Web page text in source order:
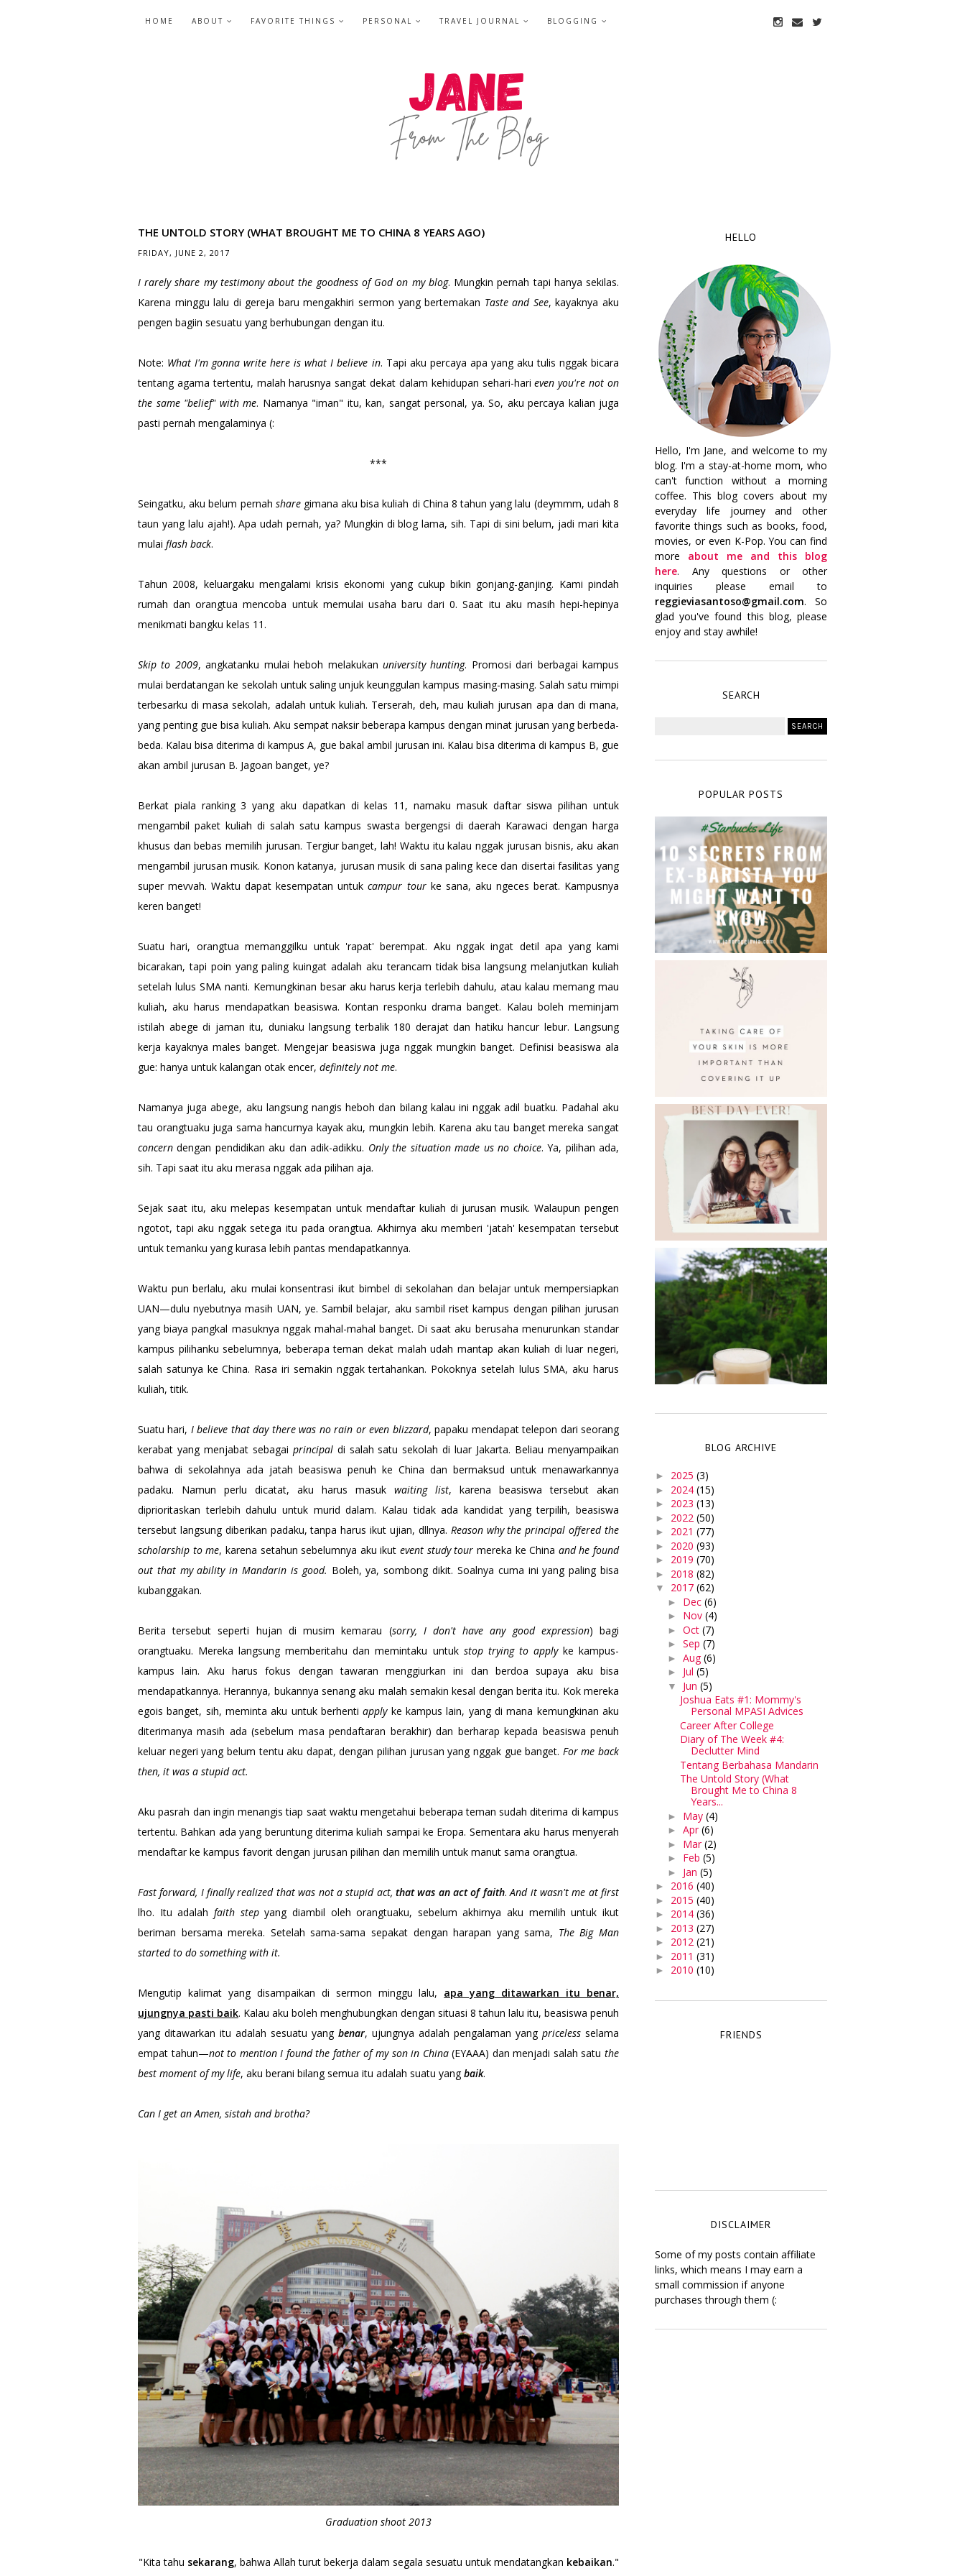
HOME ABOUT FAVORITE THINGS PERSONAL TRAVEL JOURNAL BLOGGING
THE UNTOLD STORY (WHAT BROUGHT ME TO CHINA 8 YEARS AGO)
FRIDAY, JUNE 2, 2017
I rarely share my testimony about the goodness of God on my blog. Mungkin pernah tapi hanya sekilas.
Karena minggu lalu di gereja baru mengakhiri sermon yang bertemakan Taste and See, kayaknya aku
pengen bagiin sesuatu yang berhubungan dengan itu.
Note: What I'm gonna write here is what I believe in. Tapi aku percaya apa yang aku tulis nggak bicara
tentang agama tertentu, malah harusnya sangat dekat dalam kehidupan sehari-harieven you're not on
the same "belief" with me. Namanya "iman" itu, kan, sangat personal, ya. So, aku percaya kalian juga
pasti pernah mengalaminya (:
***
Seingatku, aku belum pernah sharegimana aku bisa kuliah di China 8 tahun yang lalu (deymmm, udah 8
taun yang lalu ajah!). Apa udah pernah, ya? Mungkin di blog lama, sih. Tapi di sini belum, jadi mari kita
mulai flash back.
Tahun 2008, keluargaku mengalami krisis ekonomi yang cukup bikin gonjang-ganjing. Kami pindah
rumah dan orangtua mencoba untuk memulai usaha baru dari 0. Saat itu aku masih hepi-hepinya
menikmati bangku kelas 11.
Skip to 2009, angkatanku mulai heboh melakukan university hunting. Promosi dari berbagai kampus
mulai berdatangan ke sekolah untuk saling unjuk keunggulan kampus masing-masing. Salah satu mimpi
terbesarku di masa sekolah, adalah untuk kuliah. Terserah, deh, mau kuliah jurusan apa dan di mana,
yang penting gue bisa kuliah. Aku sempat naksir beberapa kampus dengan minat jurusan yang berbeda-
beda. Kalau bisa diterima di kampus A, gue bakal ambil jurusan ini. Kalau bisa diterima di kampus B, gue
akan ambil jurusan B. Jagoan banget, ye?
Berkat piala ranking 3 yang aku dapatkan di kelas 11, namaku masuk daftar siswa pilihan untuk
mengambil paket kuliah di salah satu kampus swasta bergengsi di daerah Karawaci dengan harga
khusus dan bebas memilih jurusan. Tergiur banget, lah! Waktu itu kalau nggak jurusan bisnis, aku akan
mengambil jurusan musik. Konon katanya, jurusan musik di sana paling kece dan disertai fasilitas yang
super mevvah. Waktu dapat kesempatan untukcampur tour ke sana, aku ngeces berat. Kampusnya
keren banget!
Suatu hari, orangtua memanggilku untuk 'rapat' berempat. Aku nggak ingat detil apa yang kami
bicarakan, tapi poin yang paling kuingat adalah aku terancam tidak bisa langsung melanjutkan kuliah
setelah lulus SMA nanti. Kemungkinan besar aku harus kerja terlebih dahulu, atau kalau memang mau
kuliah, aku harus mendapatkan beasiswa. Kontan responku drama banget. Kalau boleh meminjam
istilah abege di jaman itu, duniaku langsung terbalik 180 derajat dan hatiku hancur lebur. Langsung
kerja kayaknya males banget. Mengejar beasiswa juga nggak mungkin banget. Definisi beasiswa ala
gue: hanya untuk kalangan otak encer, definitely not me.
Namanya juga abege, aku langsung nangis heboh dan bilang kalau ini nggak adil buatku. Padahal aku
tau orangtuaku juga sama hancurnya kayak aku, mungkin lebih. Karena aku tau banget mereka sangat
concerndengan pendidikan aku dan adik-adikku. Only the situation made us no choice. Ya, pilihan ada,
sih. Tapi saat itu aku merasa nggak ada pilihan aja.
Sejak saat itu, aku melepas kesempatan untuk mendaftar kuliah di jurusan musik. Walaupun pengen
ngotot, tapi aku nggak setega itu pada orangtua. Akhirnya aku memberi 'jatah' kesempatan tersebut
untuk temanku yang kurasa lebih pantas mendapatkannya.
Waktu pun berlalu, aku mulai konsentrasi ikut bimbel di sekolahan dan belajar untuk mempersiapkan
UAN—dulu nyebutnya masih UAN, ye. Sambil belajar, aku sambil riset kampus dengan pilihan jurusan
yang biaya pangkal masuknya nggak mahal-mahal banget. Di saat aku berusaha menurunkan standar
kampus pilihanku sebelumnya, beberapa teman dekat malah udah mantap akan kuliah di luar negeri,
salah satunya ke China. Rasa iri semakin nggak tertahankan. Pokoknya setelah lulus SMA, aku harus
kuliah, titik.
Suatu hari, I believe that day there was no rain or even blizzard, papaku mendapat telepon dari seorang
kerabat yang menjabat sebagai principal di salah satu sekolah di luar Jakarta. Beliau menyampaikan
bahwa di sekolahnya ada jatah beasiswa penuh ke China dan bermaksud untuk menawarkannya
padaku. Namun perlu dicatat, aku harus masuk waiting list, karena beasiswa tersebut akan
diprioritaskan terlebih dahulu untuk murid dalam. Kalau tidak ada kandidat yang terpilih, beasiswa
tersebut langsung diberikan padaku, tanpa harus ikut ujian, dllnya. Reason why the principal offered the
scholarship to me, karena setahun sebelumnya aku ikut event study tour mereka ke China and he found
out that my ability in Mandarin is good. Boleh, ya, sombong dikit. Soalnya cuma ini yang paling bisa
kubanggakan.
Berita tersebut seperti hujan di musim kemarau (sorry, I don't have any good expression) bagi
orangtuaku. Mereka langsung memberitahu dan memintaku untuk stop trying to apply ke kampus-
kampus lain. Aku harus fokus dengan tawaran menggiurkan ini dan berdoa supaya aku bisa
mendapatkannya. Herannya, bukannya senang aku malah semakin kesal dengan berita itu. Kok mereka
egois banget, sih, meminta aku untuk berhentiapply ke kampus lain, yang di mana kemungkinan aku
diterimanya masih ada (sebelum masa pendaftaran berakhir) dan berharap kepada beasiswa penuh
keluar negeri yang belum tentu aku dapat, dengan pilihan jurusan yang nggak gue banget. For me back
then, it was a stupid act.
Aku pasrah dan ingin menangis tiap saat waktu mengetahui beberapa teman sudah diterima di kampus
tertentu. Bahkan ada yang beruntung diterima kuliah sampai ke Eropa. Sementara aku harus menyerah
mendaftar ke kampus favorit dengan jurusan pilihan dan memilih untuk manut sama orangtua.
Fast forward, I finally realized that was not a stupid act, that was an act of faith.And it wasn't me at first
lho. Itu adalah faith stepyang diambil oleh orangtuaku, sebelum akhirnya aku memilih untuk ikut
beriman bersama mereka. Setelah sama-sama sepakat dengan harapan yang sama, The Big Man
started to do something with it.
Mengutip kalimat yang disampaikan di sermon minggu lalu, apa yang ditawarkan itu benar,
ujungnya pasti baik. Kalau aku boleh menghubungkan dengan situasi 8 tahun lalu itu, beasiswa penuh
yang ditawarkan itu adalah sesuatu yang benar, ujungnya adalah pengalaman yang priceless selama
empat tahun—not to mention I found the father of my son in China(EYAAA) dan menjadi salah satuthe
best moment of my life, aku berani bilang semua itu adalah suatu yangbaik.
Can I get an Amen, sistah and brotha?
Graduation shoot 2013
"Kita tahu sekarang, bahwa Allah turut bekerja dalam segala sesuatu untuk mendatangkan kebaikan."
HELLO
Hello, I'm Jane, and welcome to my
blog. I'm a stay-at-home mom, who
can't function without a morning
coffee. This blog covers about my
everyday life journey and other
favorite things such as books, food,
movies, or even K-Pop. You can find
more about me and this blog
here. Any questions or other
inquiries please email to
reggieviasantoso@gmail.com. So
glad you've found this blog, please
enjoy and stay awhile!
SEARCH
POPULAR POSTS
BLOG ARCHIVE
► 2025 (3)
► 2024 (15)
► 2023 (13)
► 2022 (50)
► 2021 (77)
► 2020 (93)
► 2019 (70)
► 2018 (82)
▼ 2017 (62)
► Dec (6)
► Nov (4)
► Oct (7)
► Sep (7)
► Aug(6)
► Jul (5)
▼ Jun (5)
Joshua Eats #1: Mommy's
Personal MPASI Advices
Career After College
Diary of The Week #4:
Declutter Mind
Tentang Berbahasa Mandarin
The Untold Story (What
Brought Me to China 8
Years...
► May (4)
► Apr(6)
► Mar(2)
► Feb (5)
► Jan (5)
► 2016 (40)
► 2015 (40)
► 2014 (36)
► 2013 (27)
► 2012 (21)
► 2011 (31)
► 2010 (10)
FRIENDS
DISCLAIMER
Some of my posts contain affiliate
links, which means I may earn a
small commission if anyone
purchases through them (: